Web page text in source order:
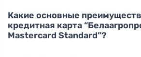
Какие основные
кредитная карта
Mastercard Standard”?